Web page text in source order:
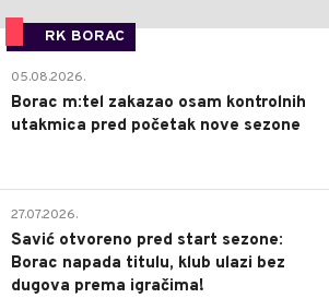
RK BORAC
05.08.2026.
Borac m:tel zakazao osam kontrolnih
utakmica pred početak nove sezone
27.07.2026.
Savić otvoreno pred start sezone:
Borac napada titulu, klub ulazi bez
dugova prema igračima!